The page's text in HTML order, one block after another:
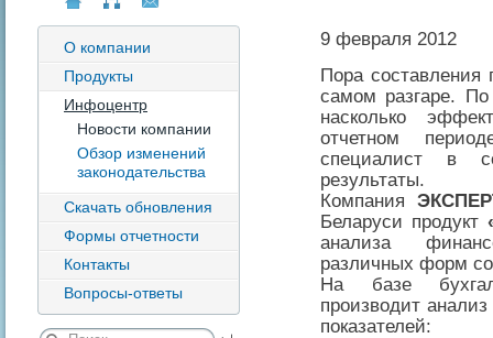
О компании
Продукты
Инфоцентр
Новости компании
Обзор изменений
законодательства
Скачать обновления
Формы отчетности
Контакты
Вопросы-ответы
9 февраля 2012
Пора составления
самом разгаре.
насколько
отчетном
специалист в
результаты.
Компания
Беларуси продукт
анализа
различных форм
На базе
производит
показателей: